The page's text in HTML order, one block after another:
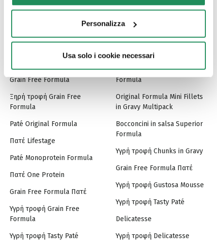
Personalizza
Usa solo i cookie necessari
Monoprotein Formula
Ξηρή τροφή One Animal
Grain Free Formula
Ξηρή τροφή Grain Free
Formula
Paté Original Formula
Πατέ Lifestage
Paté Monoprotein Formula
Πατέ One Protein
Grain Free Formula Πατέ
Υγρή τροφή Grain Free
Formula
Υγρή τροφή Tasty Paté
Ξηρή τροφή Lifestage
Grain Free Formula
Ξηρή τροφή Grain Free
Formula
Original Formula Mini Fillets
in Gravy Multipack
Bocconcini in salsa Superior
Formula
Υγρή τροφή Chunks in Gravy
Grain Free Formula Πατέ
Υγρή τροφή Gustosa Mousse
Υγρή τροφή Tasty Paté
Delicatesse
Υγρή τροφή Delicatesse